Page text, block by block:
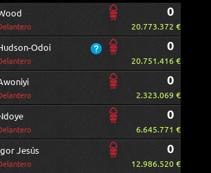
0
20.773.372 €
Odoi 0
20.751.416 €
0
2.323.069 €
0
6.645.771 €
Jesús 0
12.986.520 €